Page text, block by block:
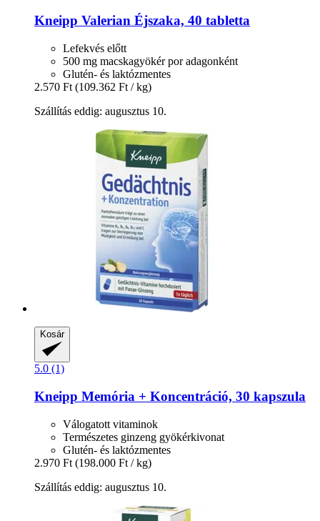
Kneipp Valerian Éjszaka, 40 tabletta
Lefekvés előtt
500 mg macskagyökér por adagonként
Glutén- és laktózmentes
2.570 Ft (109.362 Ft / kg)
Szállítás eddig: augusztus 10.
Kosár
5.0 (1)
Kneipp Memória + Koncentráció, 30 kapszula
Válogatott vitaminok
Természetes ginzeng gyökérkivonat
Glutén- és laktózmentes
2.970 Ft (198.000 Ft / kg)
Szállítás eddig: augusztus 10.